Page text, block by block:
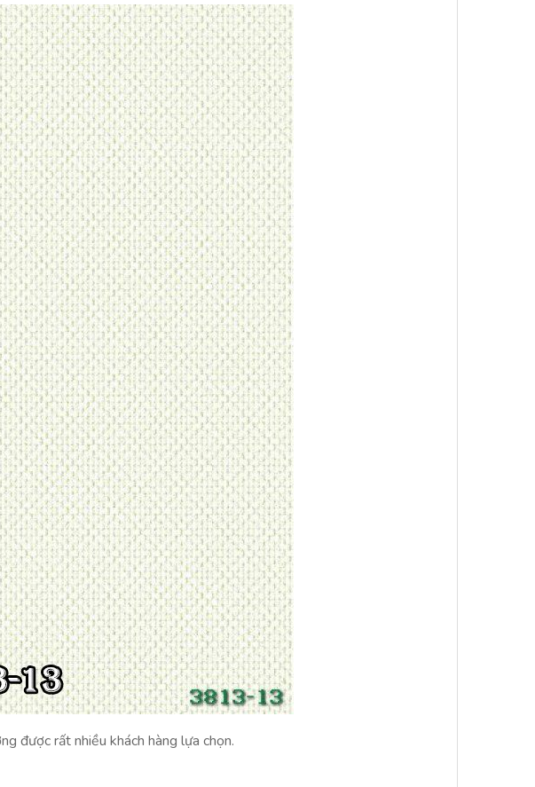
được rất nhiều khách hàng lựa chọn.